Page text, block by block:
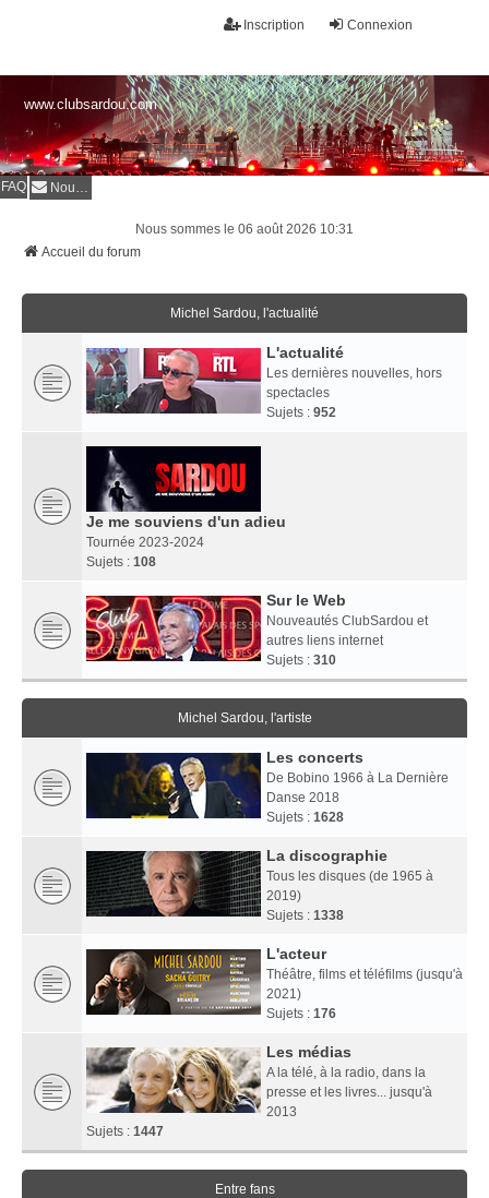
Connexion
Inscription
www.clubsardou.com
FAQ Nous contacter
Nous sommes le 06 août 2026 10:31
Accueil du forum
Michel Sardou, l'actualité
L'actualité
Les dernières nouvelles, hors
spectacles
Sujets : 952
Je me souviens d'un adieu
Tournée 2023-2024
Sujets : 108
Sur le Web
Nouveautés ClubSardou et
autres liens internet
Sujets : 310
Michel Sardou, l'artiste
Les concerts
De Bobino 1966 à La Dernière
Danse 2018
Sujets : 1628
La discographie
Tous les disques (de 1965 à
2019)
Sujets : 1338
L'acteur
Théâtre, films et téléfilms (jusqu'à
2021)
Sujets : 176
Les médias
A la télé, à la radio, dans la
presse et les livres... jusqu'à
2013
Sujets : 1447
Entre fans